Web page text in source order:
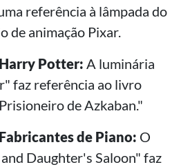
referência à lâmpada do
de animação Pixar.
Potter: A luminária
faz referência ao livro
de Azkaban."
de Piano: O
Daughter's Saloon" faz